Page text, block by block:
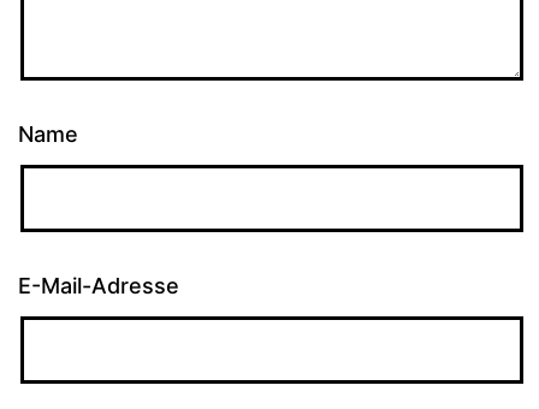
Name
E-Mail-Adresse